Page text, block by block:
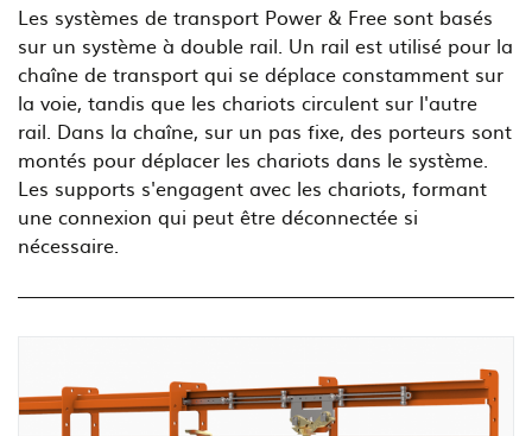
Les systèmes de transport Power & Free sont basés
sur un système à double rail. Un rail est utilisé pour la
chaîne de transport qui se déplace constamment sur
la voie, tandis que les chariots circulent sur l'autre
rail. Dans la chaîne, sur un pas fixe, des porteurs sont
montés pour déplacer les chariots dans le système.
Les supports s'engagent avec les chariots, formant
une connexion qui peut être déconnectée si
nécessaire.